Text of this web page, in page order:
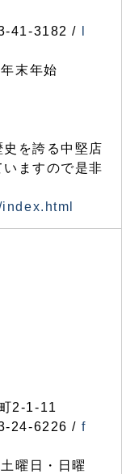
41-3182 /
末年始
を誇る中堅店
ますので是非
2-1-11
24-6226 / f
曜日・日曜